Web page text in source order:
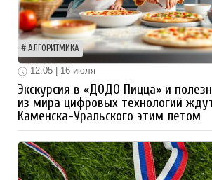
АЛГОРИТМИКА
12:05 | 16 июля
Экскурсия в «ДОДО Пицца» и
из мира цифровых технологий
Каменска-Уральского этим летом